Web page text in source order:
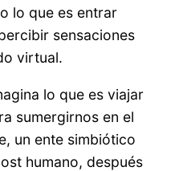
lo que es entrar
sensaciones
virtual.
lo que es viajar
sumergirnos en el
un ente simbiótico
humano, después